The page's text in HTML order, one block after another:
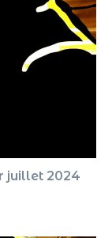
juillet 2024